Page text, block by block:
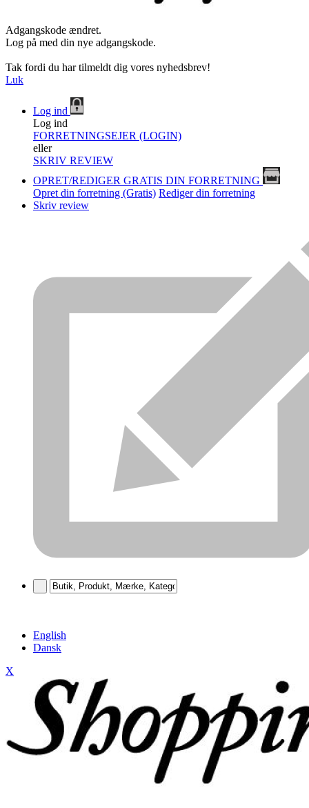
Adgangskode ændret.
Log på med din nye adgangskode.
Tak fordi du har tilmeldt dig vores nyhedsbrev!
Luk
Log ind
Log ind
FORRETNINGSEJER (LOGIN)
eller
SKRIV REVIEW
OPRET/REDIGER GRATIS DIN FORRETNING
Opret din forretning (Gratis) Rediger din forretning
Skriv review
English
Dansk
X